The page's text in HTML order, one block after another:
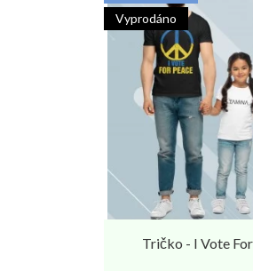
Tričko - I Vote
Vyprodáno